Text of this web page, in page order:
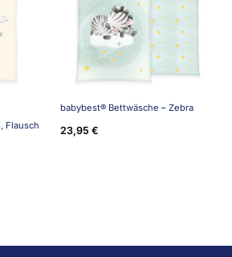
Flausch
babybest® Bettwäsche – Zebra
23,95 €